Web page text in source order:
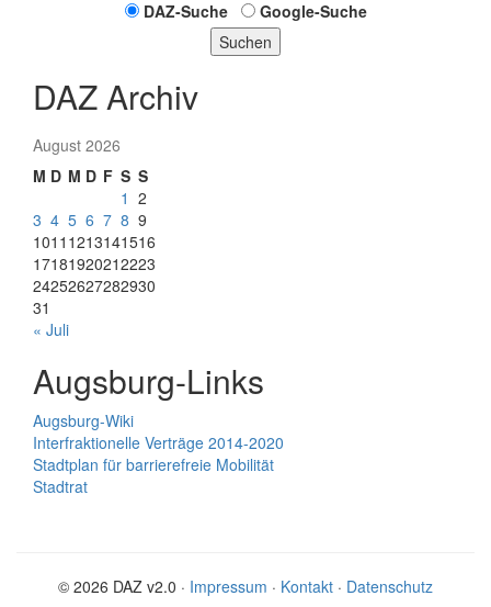
DAZ-Suche
Google-Suche
Suchen
DAZ Archiv
August 2026
M D M D F S S
1 2
3 4 5 6 7 8 9
1011 1213141516
17181920212223
24252627282930
31
« Juli
Augsburg-Links
Augsburg-Wiki
Interfraktionelle Verträge 2014-2020
Stadtplan für barrierefreie Mobilität
Stadtrat
© 2026 DAZ v2.0 · Impressum · Kontakt · Datenschutz